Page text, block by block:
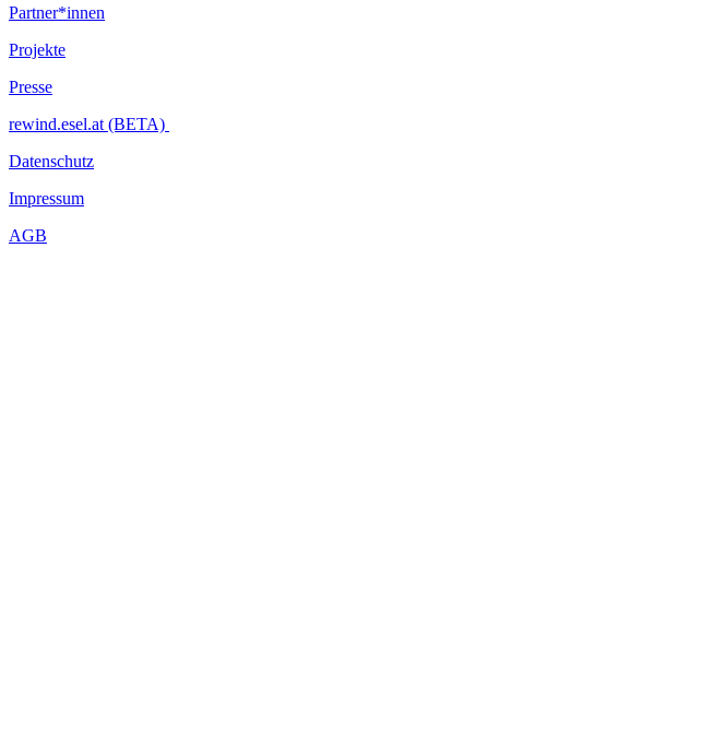
Partner*innen
Projekte
Presse
rewind.esel.at (BETA)
Datenschutz
Impressum
AGB